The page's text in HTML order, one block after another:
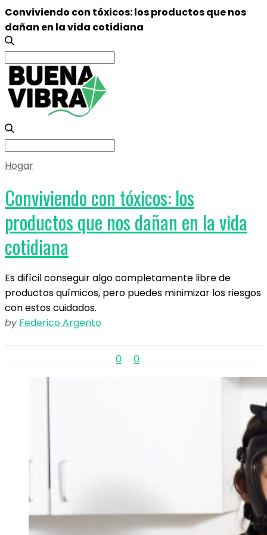
Conviviendo con tóxicos: los productos que nos
dañan en la vida cotidiana
Search
for:
Search
Hogar
Conviviendo con tóxicos: los
productos que nos dañan en la vida
cotidiana
Es difícil conseguir algo completamente libre de
productos químicos, pero puedes minimizar los riesgos
con estos cuidados.
by Federico Argento
0 0